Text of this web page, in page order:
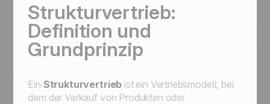
Strukturvertrieb:
Definition und
Grundprinzip
Ein Strukturvertrieb ist ein Vertriebsmodell, bei
dem der Verkauf von Produkten oder